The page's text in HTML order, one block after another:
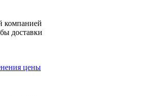
компанией
доставки
цены